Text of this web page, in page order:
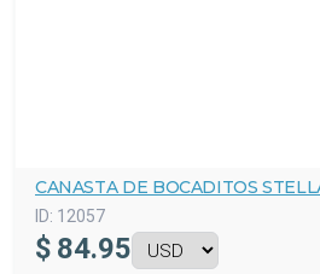
CANASTA DE BOCADITOS
ID: 12057
$ 84.95